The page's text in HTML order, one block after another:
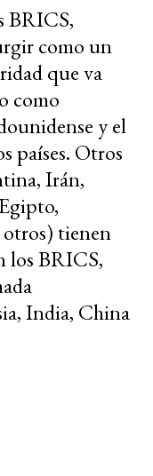
BRICS,
como un
que va
como
y el
países. Otros
Irán,
tienen
los BRICS,
India, China